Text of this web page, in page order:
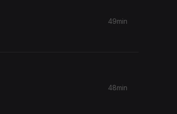
49min
48min